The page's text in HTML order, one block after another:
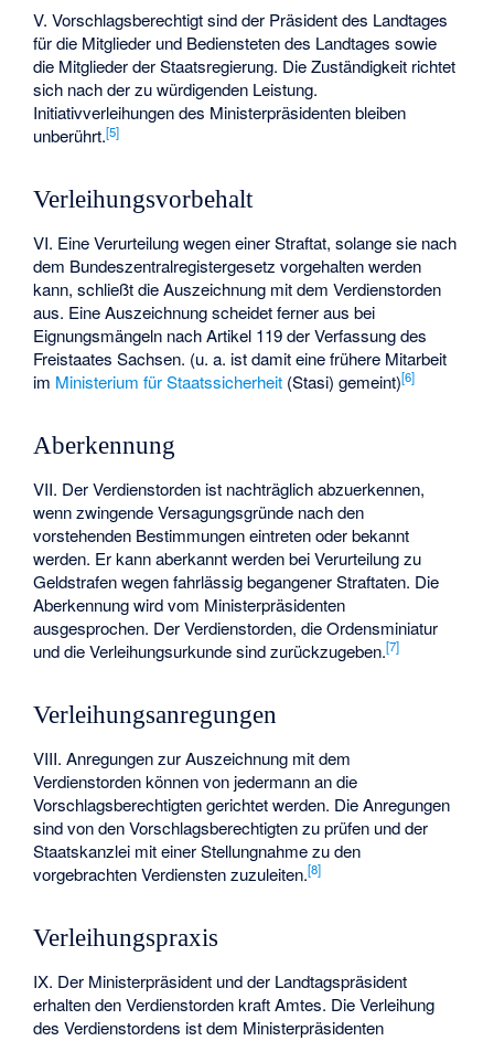
V. Vorschlagsberechtigt sind der Präsident des Landtages
für die Mitglieder und Bediensteten des Landtages sowie
die Mitglieder der Staatsregierung. Die Zuständigkeit richtet
sich nach der zu würdigenden Leistung.
Initiativverleihungen des Ministerpräsidenten bleiben
unberührt.[5]
Verleihungsvorbehalt
VI. Eine Verurteilung wegen einer Straftat, solange sie nach
dem Bundeszentralregistergesetz vorgehalten werden
kann, schließt die Auszeichnung mit dem Verdienstorden
aus. Eine Auszeichnung scheidet ferner aus bei
Eignungsmängeln nach Artikel 119 der Verfassung des
Freistaates Sachsen. (u. a. ist damit eine frühere Mitarbeit
im Ministerium für Staatssicherheit (Stasi) gemeint)[6]
Aberkennung
VII. Der Verdienstorden ist nachträglich abzuerkennen,
wenn zwingende Versagungsgründe nach den
vorstehenden Bestimmungen eintreten oder bekannt
werden. Er kann aberkannt werden bei Verurteilung zu
Geldstrafen wegen fahrlässig begangener Straftaten. Die
Aberkennung wird vom Ministerpräsidenten
ausgesprochen. Der Verdienstorden, die Ordensminiatur
und die Verleihungsurkunde sind zurückzugeben.[7]
Verleihungsanregungen
VIII. Anregungen zur Auszeichnung mit dem
Verdienstorden können von jedermann an die
Vorschlagsberechtigten gerichtet werden. Die Anregungen
sind von den Vorschlagsberechtigten zu prüfen und der
Staatskanzlei mit einer Stellungnahme zu den
vorgebrachten Verdiensten zuzuleiten.[8]
Verleihungspraxis
IX. Der Ministerpräsident und der Landtagspräsident
erhalten den Verdienstorden kraft Amtes. Die Verleihung
des Verdienstordens ist dem Ministerpräsidenten